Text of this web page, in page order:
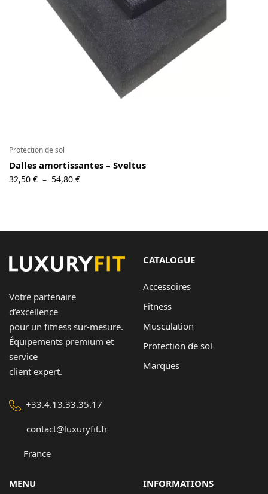
Protection de sol
Dalles amortissantes – Sveltus
32,50 € – 54,80 €Plage
à
Votre partenaire
d’excellence
pour un fitness sur-mesure.
Équipements premium et
service
client expert.
+33.4.13.33.35.17
contact@luxuryfit.fr
France
CATALOGUE
Accessoires
Fitness
Musculation
Protection de sol
Marques
MENU INFORMATIONS
Copyright © 2024 Luxury Fit. All rights reserved.